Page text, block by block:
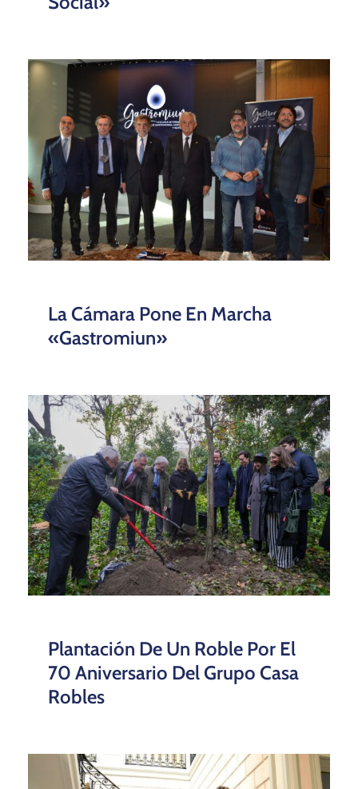
La Cámara Pone En Marcha
«Gastromiun»
Plantación De Un Roble Por El
70 Aniversario Del Grupo Casa
Robles